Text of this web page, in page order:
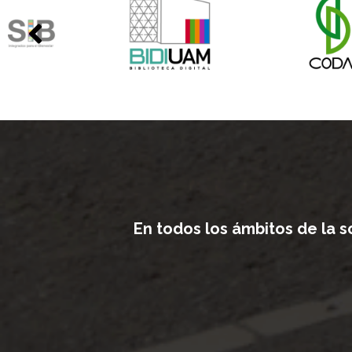
En todos los ámbitos de la